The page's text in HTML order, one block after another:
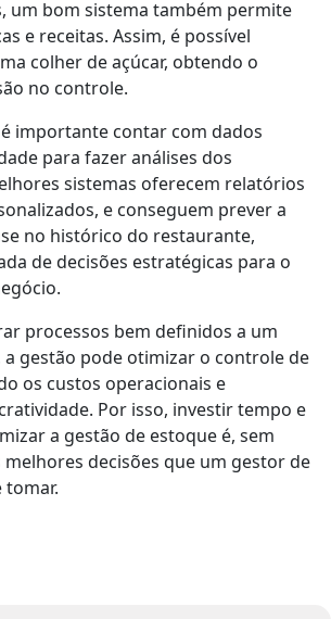
um bom sistema também permite
e receitas. Assim, é possível
colher de açúcar, obtendo o
no controle.
importante contar com dados
para fazer análises dos
sistemas oferecem relatórios
e conseguem prever a
no histórico do restaurante,
de decisões estratégicas para o
processos bem definidos a um
gestão pode otimizar o controle de
os custos operacionais e
Por isso, investir tempo e
a gestão de estoque é, sem
melhores decisões que um gestor de